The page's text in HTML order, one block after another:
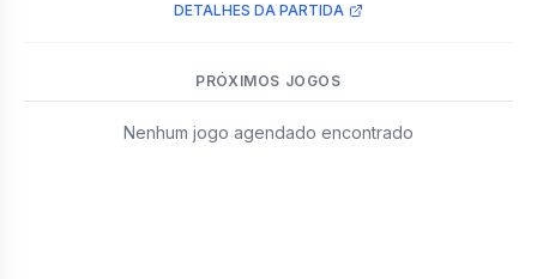
DETALHES DA PARTIDA
PRÓXIMOS JOGOS
Nenhum jogo agendado encontrado